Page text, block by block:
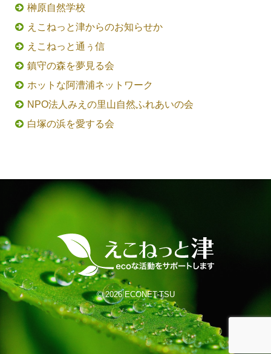
榊原自然学校
えこねっと津からのお知らせか
えこねっと通ぅ信
鎮守の森を夢見る会
ホットな阿漕浦ネットワーク
NPO法人みえの里山自然ふれあいの会
白塚の浜を愛する会
©2026 ECONET-TSU